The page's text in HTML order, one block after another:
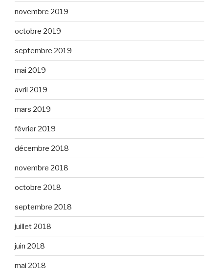
novembre 2019
octobre 2019
septembre 2019
mai 2019
avril 2019
mars 2019
février 2019
décembre 2018
novembre 2018
octobre 2018
septembre 2018
juillet 2018
juin 2018
mai 2018